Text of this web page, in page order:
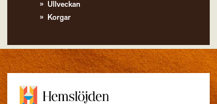
Ullveckan
Korgar